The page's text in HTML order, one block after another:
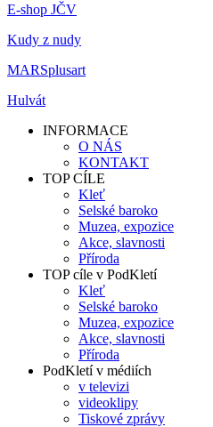
E-shop JČV
Kudy z nudy
MARSplusart
Hulvát
INFORMACE
O NÁS
KONTAKT
TOP CÍLE
Kleť
Selské baroko
Muzea, expozice
Akce, slavnosti
Příroda
TOP cíle v PodKletí
Kleť
Selské baroko
Muzea, expozice
Akce, slavnosti
Příroda
PodKletí v médiích
v televizi
videoklipy
Tiskové zprávy